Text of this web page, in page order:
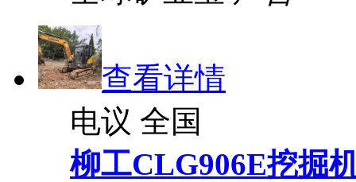
查看详情
电议 全国
柳工CLG906E挖掘